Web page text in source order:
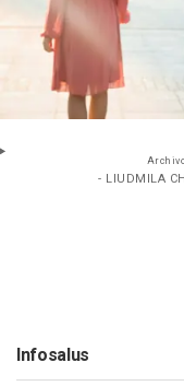
- LIUDMILA
Infosalus